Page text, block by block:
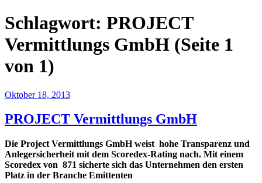
Schlagwort: PROJECT
Vermittlungs GmbH (Seite 1
von 1)
Oktober 18, 2013
PROJECT Vermittlungs GmbH
Die Project Vermittlungs GmbH weist hohe Transparenz und
Anlegersicherheit mit dem Scoredex-Rating nach. Mit einem
Scoredex von 871 sicherte sich das Unternehmen den ersten
Platz in der Branche Emittenten